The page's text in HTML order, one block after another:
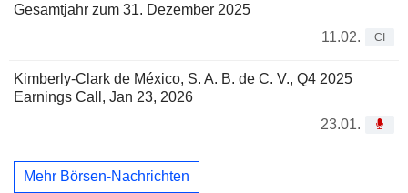
Gesamtjahr zum 31. Dezember 2025
11.02.
CI
Kimberly-Clark de México, S. A. B. de C. V., Q4 2025
Earnings Call, Jan 23, 2026
23.01.
Mehr Börsen-Nachrichten